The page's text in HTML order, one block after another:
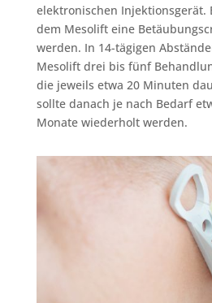
elektronischen Injektionsgerät.
dem Mesolift eine
werden. In 14-tägigen
Mesolift drei bis fünf
die jeweils etwa 20 Minuten
sollte danach je nach Bedarf
Monate wiederholt werden.